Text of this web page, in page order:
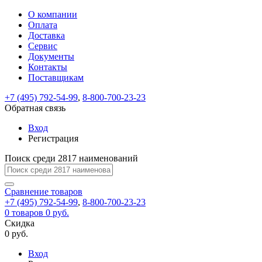
ВходРегистрация
test@example.com
отправлена
по
ней
завершения
регистрации.
Ок
Запомнить
меня
Забыли
Восстановление
пароля
Заполните
форму.
Мы
отправим
ссылку
указанный
электронный
перейдя
по
которой
вы
задать
На
вашу
почту
test@test.ru
ссылка.
Перейдите
по
для
смены
пароля.
Введите
новый
пароль
Сменить
Пароль
успешно
восстановлен
Обратная
связь
Сообщение
пользовательского
сообщение
успешно
отправлено.
О компании
Оплата
Доставка
Сервис
Документы
Контакты
Поставщикам
+7 (495) 792-54-99, 8-800-700-23-23
Обратная связь
Вход
Регистрация
Поиск среди 2817 наименований
Сравнение товаров
+7 (495) 792-54-99, 8-800-700-23-23
0 товаров 0 руб.
Скидка
0 руб.
Вход